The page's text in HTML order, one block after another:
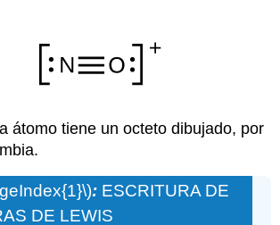
átomo tiene un octeto dibujado, por
: ESCRITURA DE
DE LEWIS